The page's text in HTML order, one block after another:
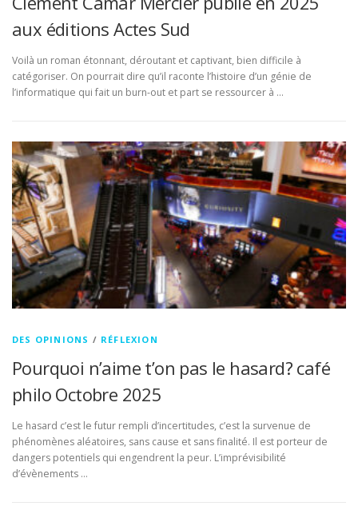
aux éditions Actes Sud
Voilà un roman étonnant, déroutant et captivant, bien difficile à
catégoriser. On pourrait dire qu’il raconte l’histoire d’un génie de
l’informatique qui fait un burn-out et part se ressourcer à …
DES OPINIONS / RÉFLEXION
Pourquoi n’aime t’on pas le hasard? café
philo Octobre 2025
Le hasard c’est le futur rempli d’incertitudes, c’est la survenue de
phénomènes aléatoires, sans cause et sans finalité. Il est porteur de
dangers potentiels qui engendrent la peur. L’imprévisibilité
d’évènements …